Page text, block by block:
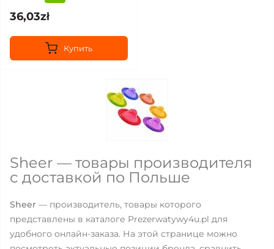
36,03zł
Купить
Sheer — товары производителя
с доставкой по Польше
Sheer — производитель, товары которого
представлены в каталоге Prezerwatywy4u.pl для
удобного онлайн-заказа. На этой странице можно